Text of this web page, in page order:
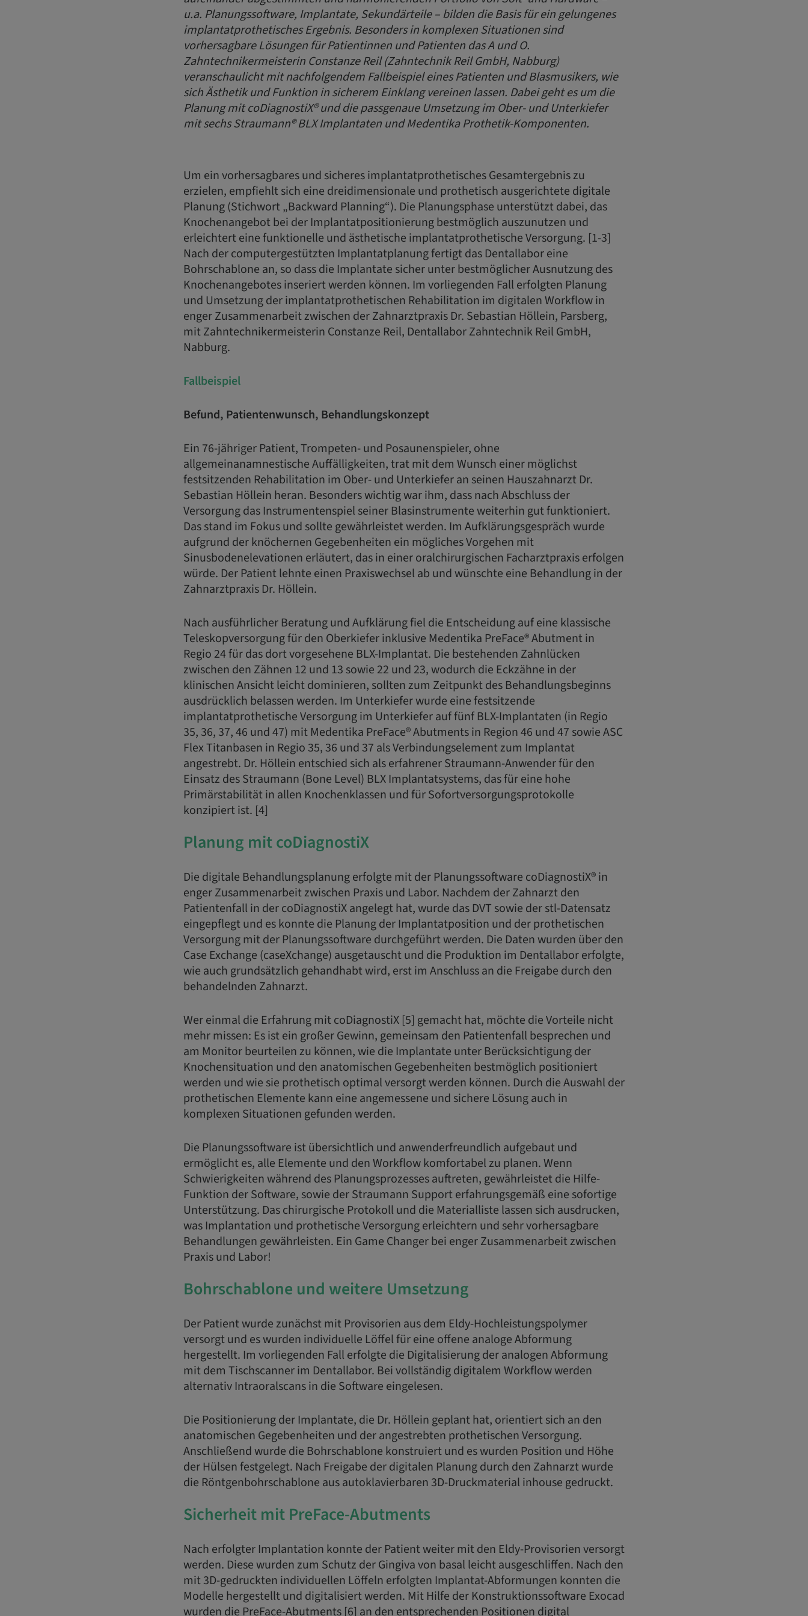
u.a. Planungssoftware, Implantate, Sekundärteile – bilden die Basis für ein gelungenes
implantatprothetisches Ergebnis. Besonders in komplexen Situationen sind
vorhersagbare Lösungen für Patientinnen und Patienten das A und O.
Zahntechnikermeisterin Constanze Reil (Zahntechnik Reil GmbH, Nabburg)
veranschaulicht mit nachfolgendem Fallbeispiel eines Patienten und Blasmusikers, wie
sich Ästhetik und Funktion in sicherem Einklang vereinen lassen. Dabei geht es um die
Planung mit coDiagnostiX® und die passgenaue Umsetzung im Ober- und Unterkiefer
mit sechs Straumann® BLX Implantaten und Medentika Prothetik-Komponenten.
Um ein vorhersagbares und sicheres implantatprothetisches Gesamtergebnis zu
erzielen, empfiehlt sich eine dreidimensionale und prothetisch ausgerichtete digitale
Planung (Stichwort „Backward Planning“). Die Planungsphase unterstützt dabei, das
Knochenangebot bei der Implantatpositionierung bestmöglich auszunutzen und
erleichtert eine funktionelle und ästhetische implantatprothetische Versorgung. [1-3]
Nach der computergestützten Implantatplanung fertigt das Dentallabor eine
Bohrschablone an, so dass die Implantate sicher unter bestmöglicher Ausnutzung des
Knochenangebotes inseriert werden können. Im vorliegenden Fall erfolgten Planung
und Umsetzung der implantatprothetischen Rehabilitation im digitalen Workflow in
enger Zusammenarbeit zwischen der Zahnarztpraxis Dr. Sebastian Höllein, Parsberg,
mit Zahntechnikermeisterin Constanze Reil, Dentallabor Zahntechnik Reil GmbH,
Nabburg.
Fallbeispiel
Befund, Patientenwunsch, Behandlungskonzept
Ein 76-jähriger Patient, Trompeten- und Posaunenspieler, ohne
allgemeinanamnestische Auffälligkeiten, trat mit dem Wunsch einer möglichst
festsitzenden Rehabilitation im Ober- und Unterkiefer an seinen Hauszahnarzt Dr.
Sebastian Höllein heran. Besonders wichtig war ihm, dass nach Abschluss der
Versorgung das Instrumentenspiel seiner Blasinstrumente weiterhin gut funktioniert.
Das stand im Fokus und sollte gewährleistet werden. Im Aufklärungsgespräch wurde
aufgrund der knöchernen Gegebenheiten ein mögliches Vorgehen mit
Sinusbodenelevationen erläutert, das in einer oralchirurgischen Facharztpraxis erfolgen
würde. Der Patient lehnte einen Praxiswechsel ab und wünschte eine Behandlung in der
Zahnarztpraxis Dr. Höllein.
Nach ausführlicher Beratung und Aufklärung fiel die Entscheidung auf eine klassische
Teleskopversorgung für den Oberkiefer inklusive Medentika PreFace® Abutment in
Regio 24 für das dort vorgesehene BLX-Implantat. Die bestehenden Zahnlücken
zwischen den Zähnen 12 und 13 sowie 22 und 23, wodurch die Eckzähne in der
klinischen Ansicht leicht dominieren, sollten zum Zeitpunkt des Behandlungsbeginns
ausdrücklich belassen werden. Im Unterkiefer wurde eine festsitzende
implantatprothetische Versorgung im Unterkiefer auf fünf BLX-Implantaten (in Regio
35, 36, 37, 46 und 47) mit Medentika PreFace® Abutments in Region 46 und 47 sowie ASC
Flex Titanbasen in Regio 35, 36 und 37 als Verbindungselement zum Implantat
angestrebt. Dr. Höllein entschied sich als erfahrener Straumann-Anwender für den
Einsatz des Straumann (Bone Level) BLX Implantatsystems, das für eine hohe
Primärstabilität in allen Knochenklassen und für Sofortversorgungsprotokolle
konzipiert ist. [4]
Planung mit coDiagnostiX
Die digitale Behandlungsplanung erfolgte mit der Planungssoftware coDiagnostiX® in
enger Zusammenarbeit zwischen Praxis und Labor. Nachdem der Zahnarzt den
Patientenfall in der coDiagnostiX angelegt hat, wurde das DVT sowie der stl-Datensatz
eingepflegt und es konnte die Planung der Implantatposition und der prothetischen
Versorgung mit der Planungssoftware durchgeführt werden. Die Daten wurden über den
Case Exchange (caseXchange) ausgetauscht und die Produktion im Dentallabor erfolgte,
wie auch grundsätzlich gehandhabt wird, erst im Anschluss an die Freigabe durch den
behandelnden Zahnarzt.
Wer einmal die Erfahrung mit coDiagnostiX [5] gemacht hat, möchte die Vorteile nicht
mehr missen: Es ist ein großer Gewinn, gemeinsam den Patientenfall besprechen und
am Monitor beurteilen zu können, wie die Implantate unter Berücksichtigung der
Knochensituation und den anatomischen Gegebenheiten bestmöglich positioniert
werden und wie sie prothetisch optimal versorgt werden können. Durch die Auswahl der
prothetischen Elemente kann eine angemessene und sichere Lösung auch in
komplexen Situationen gefunden werden.
Die Planungssoftware ist übersichtlich und anwenderfreundlich aufgebaut und
ermöglicht es, alle Elemente und den Workflow komfortabel zu planen. Wenn
Schwierigkeiten während des Planungsprozesses auftreten, gewährleistet die Hilfe-
Funktion der Software, sowie der Straumann Support erfahrungsgemäß eine sofortige
Unterstützung. Das chirurgische Protokoll und die Materialliste lassen sich ausdrucken,
was Implantation und prothetische Versorgung erleichtern und sehr vorhersagbare
Behandlungen gewährleisten. Ein Game Changer bei enger Zusammenarbeit zwischen
Praxis und Labor!
Bohrschablone und weitere Umsetzung
Der Patient wurde zunächst mit Provisorien aus dem Eldy-Hochleistungspolymer
versorgt und es wurden individuelle Löffel für eine offene analoge Abformung
hergestellt. Im vorliegenden Fall erfolgte die Digitalisierung der analogen Abformung
mit dem Tischscanner im Dentallabor. Bei vollständig digitalem Workflow werden
alternativ Intraoralscans in die Software eingelesen.
Die Positionierung der Implantate, die Dr. Höllein geplant hat, orientiert sich an den
anatomischen Gegebenheiten und der angestrebten prothetischen Versorgung.
Anschließend wurde die Bohrschablone konstruiert und es wurden Position und Höhe
der Hülsen festgelegt. Nach Freigabe der digitalen Planung durch den Zahnarzt wurde
die Röntgenbohrschablone aus autoklavierbaren 3D-Druckmaterial inhouse gedruckt.
Sicherheit mit PreFace-Abutments
Nach erfolgter Implantation konnte der Patient weiter mit den Eldy-Provisorien versorgt
werden. Diese wurden zum Schutz der Gingiva von basal leicht ausgeschliffen. Nach den
mit 3D-gedruckten individuellen Löffeln erfolgten Implantat-Abformungen konnten die
Modelle hergestellt und digitalisiert werden. Mit Hilfe der Konstruktionssoftware Exocad
wurden die PreFace-Abutments [6] an den entsprechenden Positionen digital